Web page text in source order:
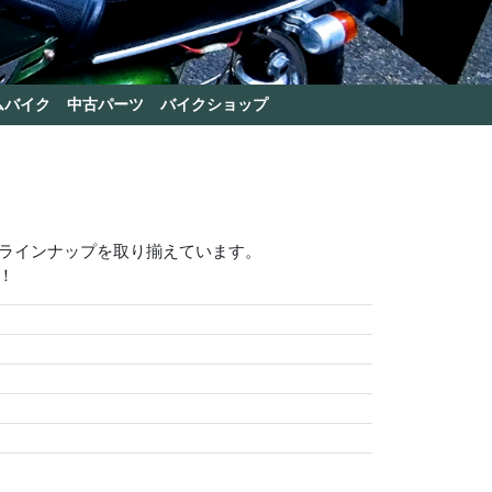
バイク 中古パーツ バイクショップ
ンナップを取り揃えています。